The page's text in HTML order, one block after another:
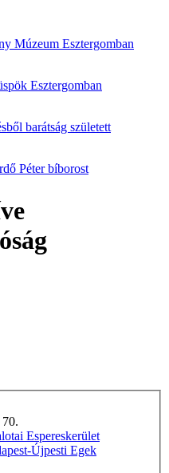
Múzeum Esztergomban
Esztergomban
barátság született
Péter bíborost
Espereskerület
Újpesti Egek